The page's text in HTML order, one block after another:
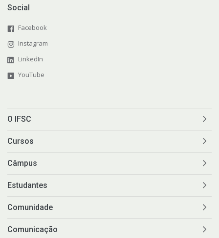
Social
Facebook
Instagram
LinkedIn
YouTube
O IFSC
Cursos
Câmpus
Estudantes
Comunidade
Comunicação